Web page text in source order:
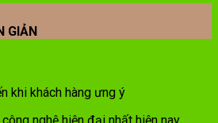
GIẢN
khi khách hàng ưng ý
nghệ hiện đại nhất hiện nay.